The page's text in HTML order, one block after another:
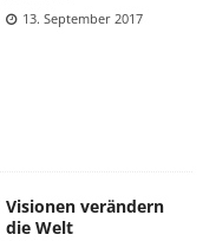
13. September 2017
Visionen verändern
die Welt